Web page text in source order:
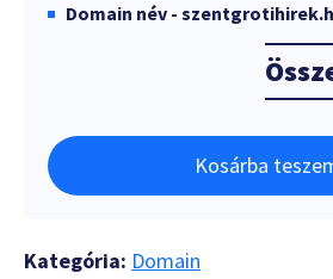
Domain név -
Kosárba
Kategória: Domain